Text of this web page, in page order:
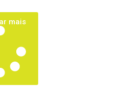
mais